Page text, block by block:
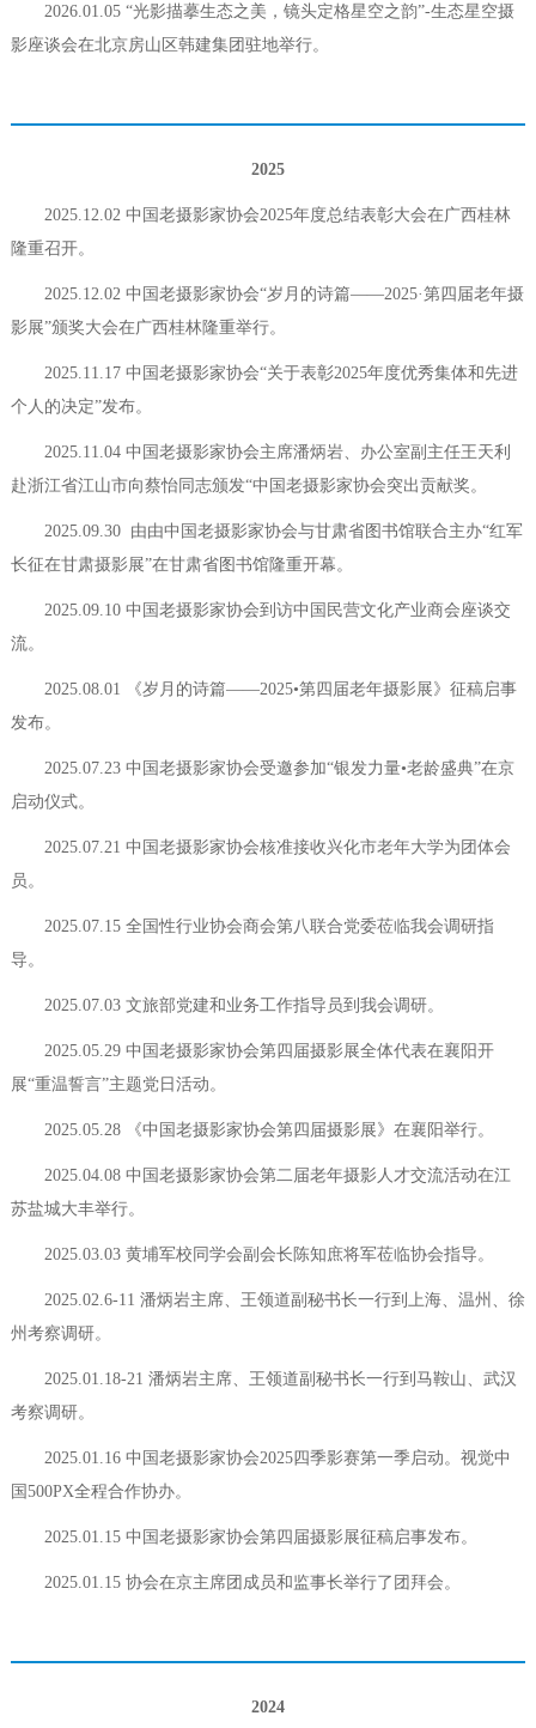
2026.01.05 “光影描摹生态之美，镜头定格星空之韵”-生态星空摄
影座谈会在北京房山区韩建集团驻地举行。
2025
2025.12.02 中国老摄影家协会2025年度总结表彰大会在广西桂林
隆重召开。
2025.12.02 中国老摄影家协会“岁月的诗篇——2025·第四届老年摄
影展”颁奖大会在广西桂林隆重举行。
2025.11.17 中国老摄影家协会“关于表彰2025年度优秀集体和先进
个人的决定”发布。
2025.11.04 中国老摄影家协会主席潘炳岩、办公室副主任王天利
赴浙江省江山市向蔡怡同志颁发“中国老摄影家协会突出贡献奖。
2025.09.30 由由中国老摄影家协会与甘肃省图书馆联合主办“红军
长征在甘肃摄影展”在甘肃省图书馆隆重开幕。
2025.09.10 中国老摄影家协会到访中国民营文化产业商会座谈交
流。
2025.08.01 《岁月的诗篇——2025•第四届老年摄影展》征稿启事
发布。
2025.07.23 中国老摄影家协会受邀参加“银发力量•老龄盛典”在京
启动仪式。
2025.07.21 中国老摄影家协会核准接收兴化市老年大学为团体会
员。
2025.07.15 全国性行业协会商会第八联合党委莅临我会调研指
导。
2025.07.03 文旅部党建和业务工作指导员到我会调研。
2025.05.29 中国老摄影家协会第四届摄影展全体代表在襄阳开
展“重温誓言”主题党日活动。
2025.05.28 《中国老摄影家协会第四届摄影展》在襄阳举行。
2025.04.08 中国老摄影家协会第二届老年摄影人才交流活动在江
苏盐城大丰举行。
2025.03.03 黄埔军校同学会副会长陈知庶将军莅临协会指导。
2025.02.6-11 潘炳岩主席、王领道副秘书长一行到上海、温州、徐
州考察调研。
2025.01.18-21 潘炳岩主席、王领道副秘书长一行到马鞍山、武汉
考察调研。
2025.01.16 中国老摄影家协会2025四季影赛第一季启动。视觉中
国500PX全程合作协办。
2025.01.15 中国老摄影家协会第四届摄影展征稿启事发布。
2025.01.15 协会在京主席团成员和监事长举行了团拜会。
2024